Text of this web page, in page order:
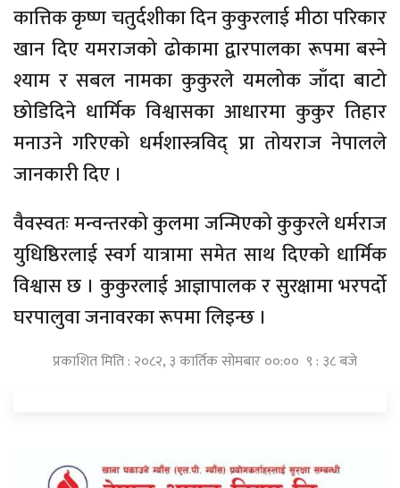
कात्तिक कृष्ण चतुर्दशीका दिन कुकुरलाई मीठा परिकार
खान दिए यमराजको ढोकामा द्वारपालका रूपमा बस्ने
श्याम र सबल नामका कुकुरले यमलोक जाँदा बाटो
छोडिदिने धार्मिक विश्वासका आधारमा कुकुर तिहार
मनाउने गरिएको धर्मशास्त्रविद् प्रा तोयराज नेपालले
जानकारी दिए ।
वैवस्वतः मन्वन्तरको कुलमा जन्मिएको कुकुरले धर्मराज
युधिष्ठिरलाई स्वर्ग यात्रामा समेत साथ दिएको धार्मिक
विश्वास छ । कुकुरलाई आज्ञापालक र सुरक्षामा भरपर्दो
घरपालुवा जनावरका रूपमा लिइन्छ ।
प्रकाशित मिति : २०८२, ३ कार्तिक सोमबार ००:०० ९ : ३८ बजे